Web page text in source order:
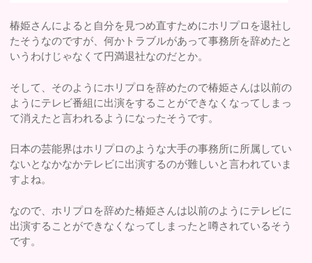
椿姫さんによると自分を見つめ直すためにホリプロを退社し
たそうなのですが、何かトラブルがあって事務所を辞めたと
いうわけじゃなくて円満退社なのだとか。
そして、そのようにホリプロを辞めたので椿姫さんは以前の
ようにテレビ番組に出演をすることができなくなってしまっ
て消えたと言われるようになったそうです。
日本の芸能界はホリプロのような大手の事務所に所属してい
ないとなかなかテレビに出演するのが難しいと言われていま
すよね。
なので、ホリプロを辞めた椿姫さんは以前のようにテレビに
出演することができなくなってしまったと噂されているそう
です。